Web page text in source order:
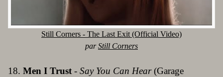
Still Corners - The Last Exit (Official Video)
parStill Corners
18. Men I Trust- Say You Can Hear(Garage